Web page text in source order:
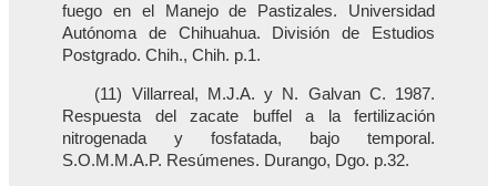
fuego en el Manejo de Pastizales. Universidad
Autónoma de Chihuahua. División de Estudios
Postgrado. Chih., Chih. p.1.
(11) Villarreal, M.J.A. y N. Galvan C. 1987.
Respuesta del zacate buffel a la fertilización
nitrogenada y fosfatada, bajo temporal.
S.O.M.M.A.P. Resúmenes. Durango, Dgo. p.32.